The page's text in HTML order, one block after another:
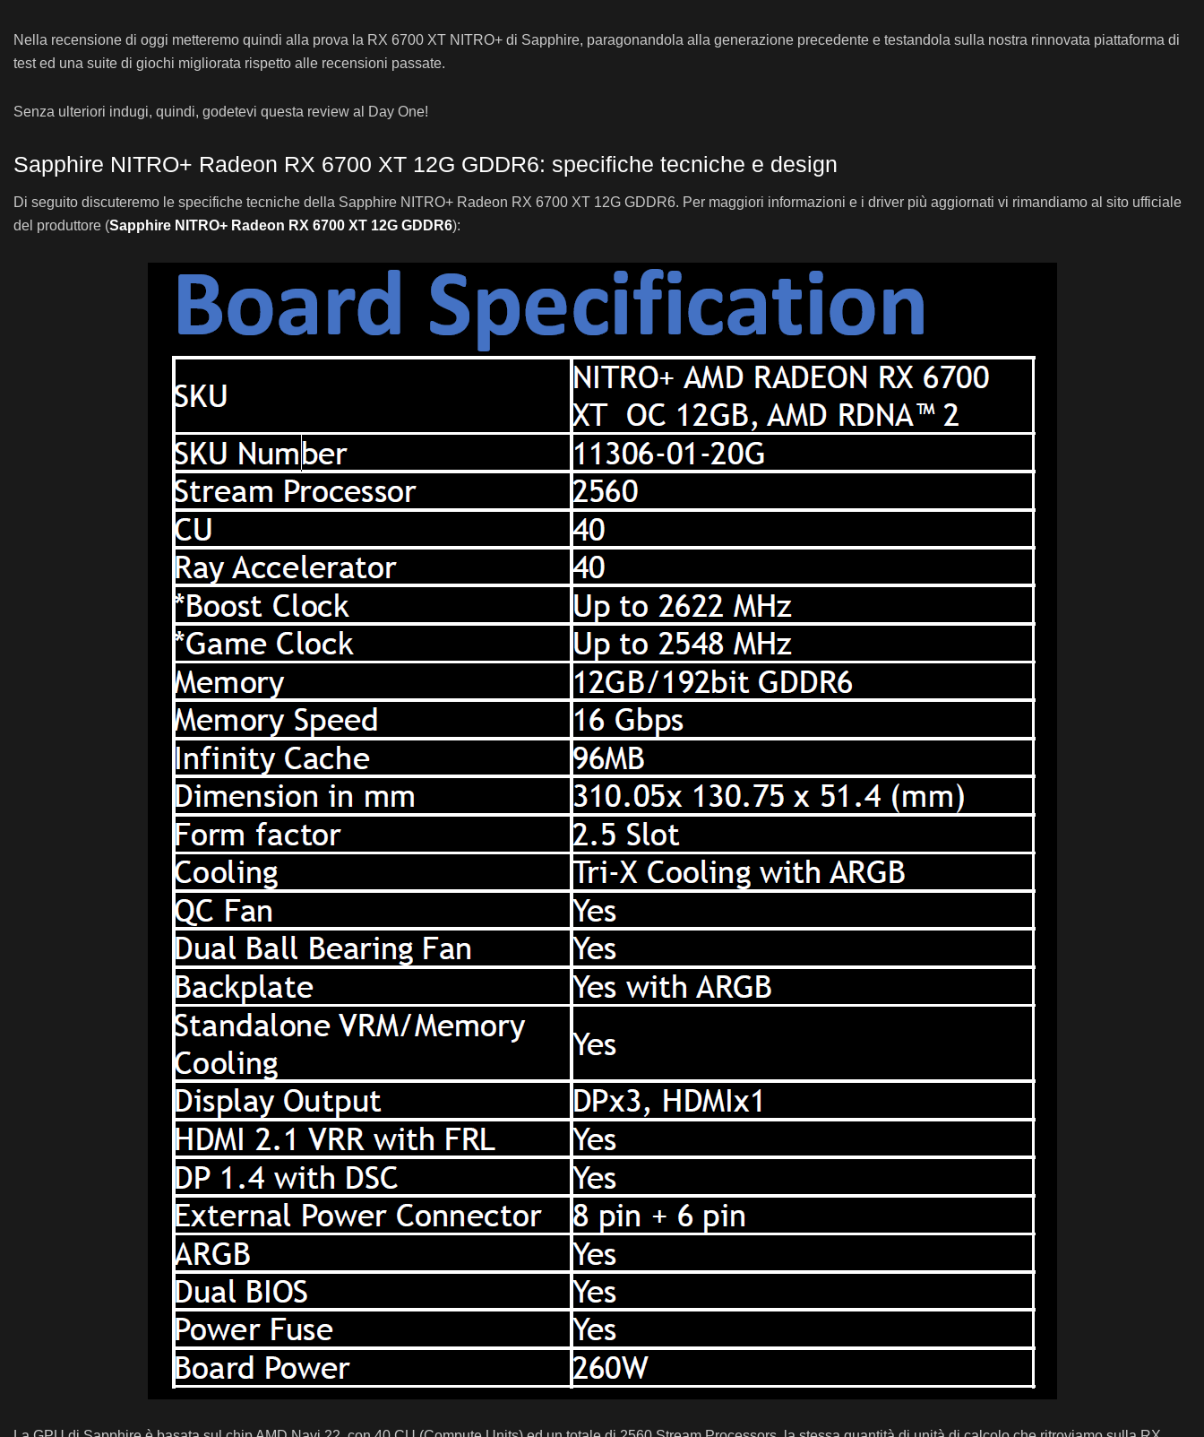
Nella recensione di oggi metteremo quindi alla prova la RX 6700 XT NITRO+ di Sapphire, paragonandola alla generazione precedente e testandola sulla nostra rinnovata piattaforma di
test ed una suite di giochi migliorata rispetto alle recensioni passate.
Senza ulteriori indugi, quindi, godetevi questa review al Day One!
Sapphire NITRO+ Radeon RX 6700 XT 12G GDDR6: specifiche tecniche e design
Di seguito discuteremo le specifiche tecniche della Sapphire NITRO+ Radeon RX 6700 XT 12G GDDR6. Per maggiori informazioni e i driver più aggiornati vi rimandiamo al sito ufficiale
del produttore (Sapphire NITRO+ Radeon RX 6700 XT 12G GDDR6):